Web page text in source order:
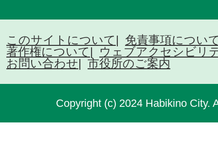
このサイトについて
免責事項につい
著作権について
ウェブアクセシビリ
お問い合わせ
市役所のご案内
Copyright (c) 2024 Habikino City.